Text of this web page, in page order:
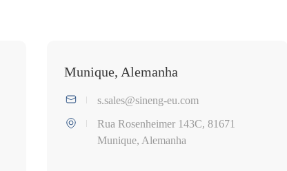
Munique, Alemanha
s.sales@sineng-eu.com
Rua Rosenheimer 143C, 81671
Munique, Alemanha